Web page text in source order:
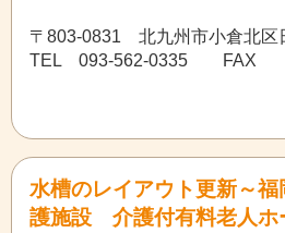
〒803-0831 北九州市小倉北区
TEL 093-562-0335 FAX
水槽のレイアウト更新～
護施設 介護付有料老人ホ